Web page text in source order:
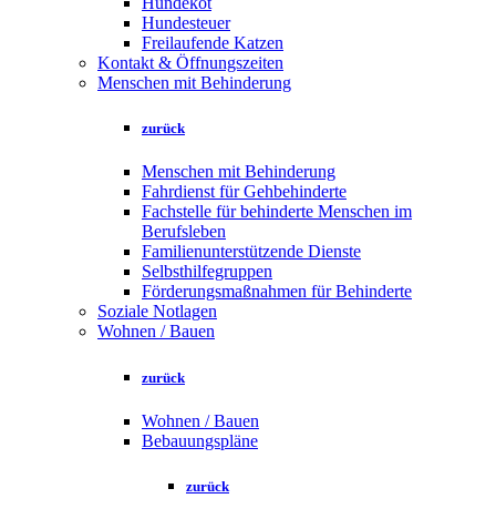
Hundesteuer
Freilaufende Katzen
Kontakt & Öffnungszeiten
Menschen mit Behinderung
zurück
Menschen mit Behinderung
Fahrdienst für Gehbehinderte
Fachstelle für behinderte Menschen im
Berufsleben
Familienunterstützende Dienste
Selbsthilfegruppen
Förderungsmaßnahmen für Behinderte
Soziale Notlagen
Wohnen / Bauen
zurück
Wohnen / Bauen
Bebauungspläne
zurück